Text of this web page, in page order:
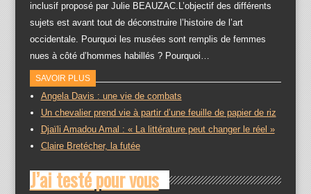
inclusif proposé par Julie BEAUZAC.L’objectif des différents
sujets est avant tout de déconstruire l’histoire de l’art
occidentale. Pourquoi les musées sont remplis de femmes
nues à côté d’hommes habillés ? Pourquoi…
SAVOIR PLUS
Angela Davis : une vie de combats
Un chevalier prend vie à partir d’une feuille de papier de riz
Djaïli Amadou Amal : « La littérature peut changer le réel »
Claire Bretécher, la futée
J’ai testé pour vous